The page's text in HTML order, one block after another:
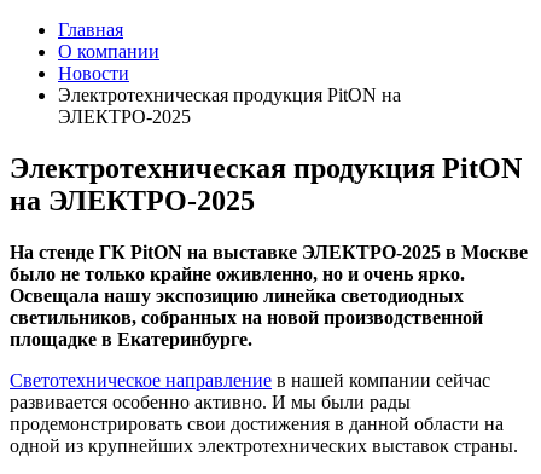
Главная
О компании
Новости
Электротехническая продукция PitON на
ЭЛЕКТРО-2025
Электротехническая продукция PitON
на ЭЛЕКТРО-2025
На стенде ГК PitON на выставке ЭЛЕКТРО-2025 в Москве
было не только крайне оживленно, но и очень ярко.
Освещала нашу экспозицию линейка светодиодных
светильников, собранных на новой производственной
площадке в Екатеринбурге.
Светотехническое направление в нашей компании сейчас
развивается особенно активно. И мы были рады
продемонстрировать свои достижения в данной области на
одной из крупнейших электротехнических выставок страны.